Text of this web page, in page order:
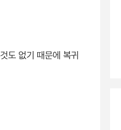
도 없기 때문에 복귀